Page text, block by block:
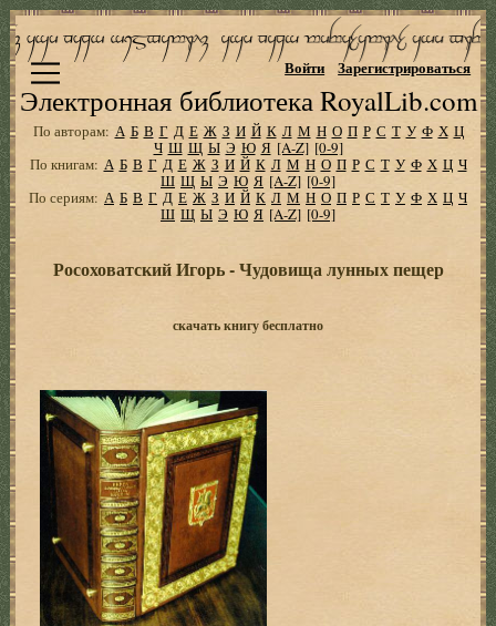
Электронная библиотека RoyalLib.com
Войти Зарегистрироваться
По авторам: А Б В Г Д Е Ж З И Й К Л М Н О П Р С Т У Ф Х Ц
Ч Ш Щ Ы Э Ю Я [A-Z] [0-9]
По книгам: А Б В Г Д Е Ж З И Й К Л М Н О П Р С Т У Ф Х Ц Ч
Ш Щ Ы Э Ю Я [A-Z] [0-9]
По сериям: А Б В Г Д Е Ж З И Й К Л М Н О П Р С Т У Ф Х Ц Ч
Ш Щ Ы Э Ю Я [A-Z] [0-9]
Росоховатский Игорь - Чудовища лунных пещер
скачать книгу бесплатно